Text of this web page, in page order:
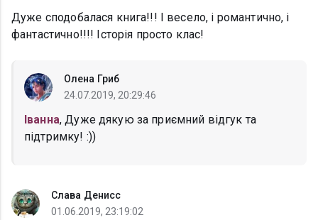
Дуже сподобалася книга!!! І весело, і романтично, і
фантастично!!!! Історія просто клас!
Олена Гриб
24.07.2019, 20:29:46
Іванна, Дуже дякую за приємний відгук та
підтримку! :))
Слава Денисс
01.06.2019, 23:19:02